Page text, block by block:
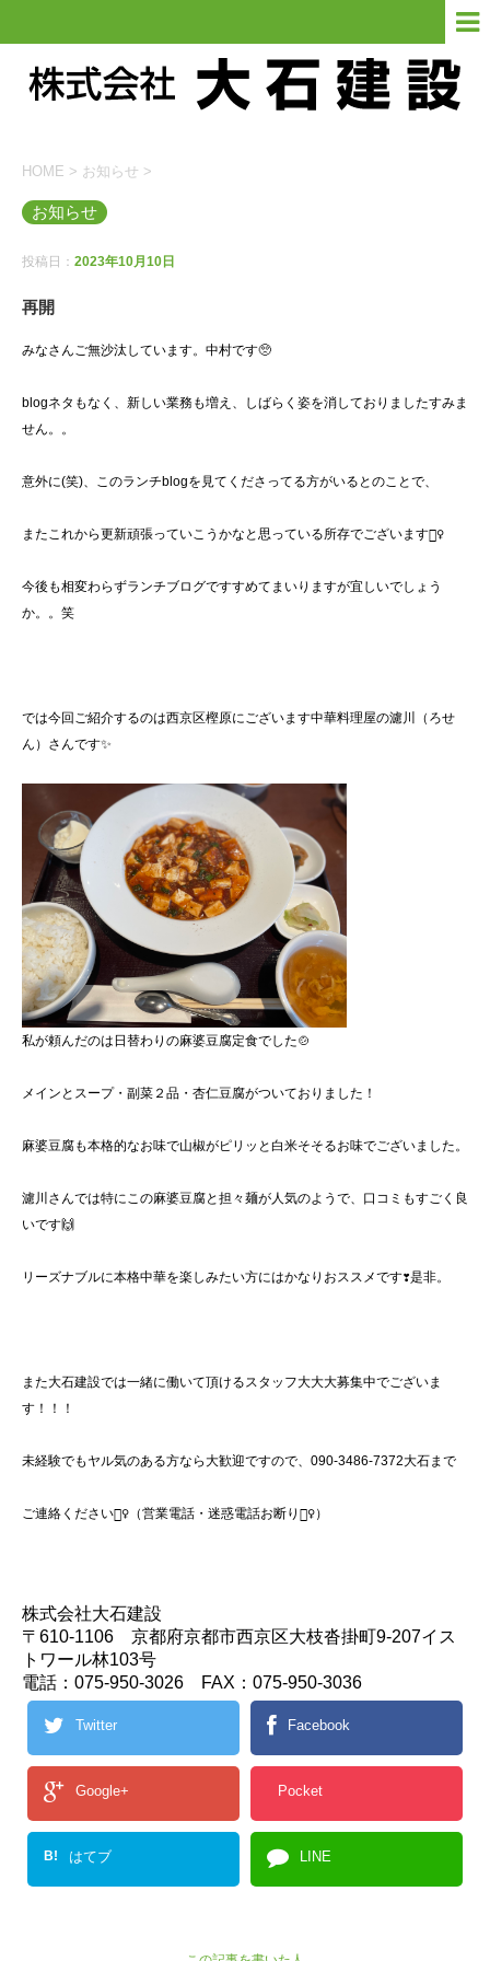
HOME > お知らせ >
お知らせ
投稿日： 2023年10月10日
再開
みなさんご無沙汰しています。中村です🥺
blogネタもなく、新しい業務も増え、しばらく姿を消しておりましたすみま
せん。。
意外に(笑)、このランチblogを見てくださってる方がいるとのことで、
またこれから更新頑張っていこうかなと思っている所存でございます🙇‍♀️
今後も相変わらずランチブログですすめてまいりますが宜しいでしょう
か。。笑
では今回ご紹介するのは西京区樫原にございます中華料理屋の濾川（ろせ
ん）さんです✨
私が頼んだのは日替わりの麻婆豆腐定食でした🍲
メインとスープ・副菜２品・杏仁豆腐がついておりました！
麻婆豆腐も本格的なお味で山椒がピリッと白米そそるお味でございました。
濾川さんでは特にこの麻婆豆腐と担々麺が人気のようで、口コミもすごく良
いです🙌
リーズナブルに本格中華を楽しみたい方にはかなりおススメです❣️是非。
また大石建設では一緒に働いて頂けるスタッフ大大大募集中でございま
す！！！
未経験でもヤル気のある方なら大歓迎ですので、090-3486-7372大石まで
ご連絡ください🙇‍♀️（営業電話・迷惑電話お断り🙅‍♀️）
株式会社大石建設
〒610-1106 京都府京都市西京区大枝沓掛町9-207イス
トワール林103号
電話：075-950-3026 FAX：075-950-3036
Twitter Facebook
Google+ Pocket
B! はてブ LINE